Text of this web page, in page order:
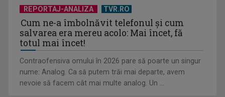
REPORTAJ-ANALIZA TVR.RO
Cum ne-a îmbolnăvit telefonul și cum
salvarea era mereu acolo: Mai încet, fă
totul mai încet!
Contraofensiva omului în 2026 pare să poarte un singur
nume: Analog. Ca să putem trăi mai departe, avem
nevoie să facem cât mai multe analog. Un ...